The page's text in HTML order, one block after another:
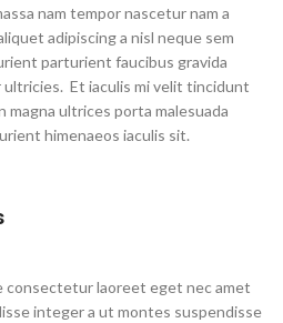
nam tempor nascetur nam a
adipiscing a nisl neque sem
parturient faucibus gravida
Et iaculis mi velit tincidunt
magna ultrices porta malesuada
himenaeos iaculis sit.
consectetur laoreet eget nec amet
integer a ut montes suspendisse